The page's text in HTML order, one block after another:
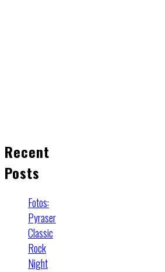
Recent
Posts
Fotos:
Pyraser
Classic
Rock
Night